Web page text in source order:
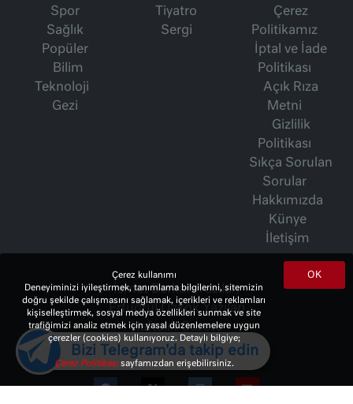
Spor
Sağlık
Popüler
Bilim
Teknoloji
Gezi
Tiyatro
Sergi
Çerez
Politikamız
İptal ve İade
Politikası
Açık Rıza
Metni
Gizlilik
Politikası
Sıkça Sorulan
Sorular
Hakkımızda
Künye
İletişim
İsmet Berkan Yazıları
Ertuğrul Özkök Yazıları
Haftalık Gazete
OK
Çerez kullanımı
Deneyiminizi iyileştirmek, tanımlama bilgilerini, sitemizin
doğru şekilde çalışmasını sağlamak, içerikleri ve reklamları
kişiselleştirmek, sosyal medya özellikleri sunmak ve site
trafiğimizi analiz etmek için yasal düzenlemelere uygun
çerezler (cookies) kullanıyoruz. Detaylı bilgiye;
Çerez Politikasısayfamızdan erişebilirsiniz.
Bizi Telegram'da takip edin